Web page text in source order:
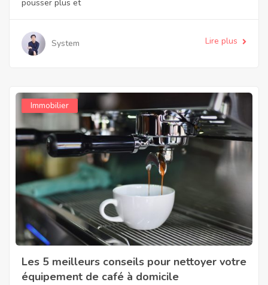
pousser plus et
System Lire plus
Immobilier
Les 5 meilleurs conseils pour nettoyer votre
équipement de café à domicile